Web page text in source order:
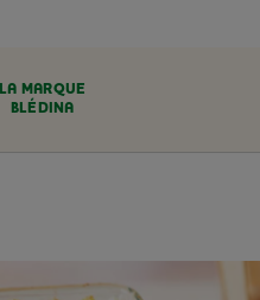
LA MARQUE
BLÉDINA